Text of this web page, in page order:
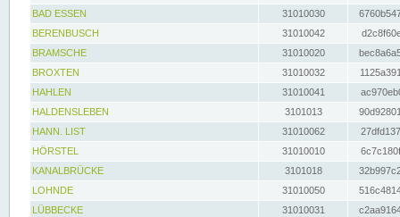
BAD ESSEN
31010030
BERENBUSCH
31010042
BRAMSCHE
31010020
BROXTEN
31010032
HAHLEN
31010041
HALDENSLEBEN
3101013
HANN. LIST
31010062
HÖRSTEL
31010010
KANALBRÜCKE
3101018
LOHNDE
31010050
LÜBBECKE
31010031